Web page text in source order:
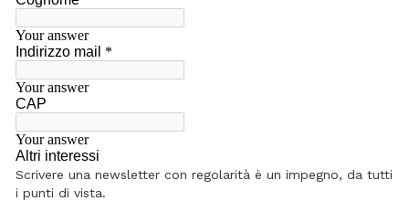
Scrivere una newsletter con regolarità è un impegno, da tutti
i punti di vista.